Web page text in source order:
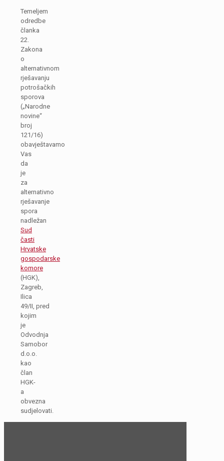
Temeljem
odredbe
članka
22.
Zakona
o
alternativnom
rješavanju
potrošačkih
sporova
(„Narodne
novine“
broj
121/16)
obavještavamo
Vas
da
je
za
alternativno
rješavanje
spora
nadležan
Sud
časti
Hrvatske
gospodarske
komore
(HGK),
Zagreb,
Ilica
49/II, pred
kojim
je
Odvodnja
Samobor
d.o.o.
kao
član
HGK-
a
obvezna
sudjelovati.